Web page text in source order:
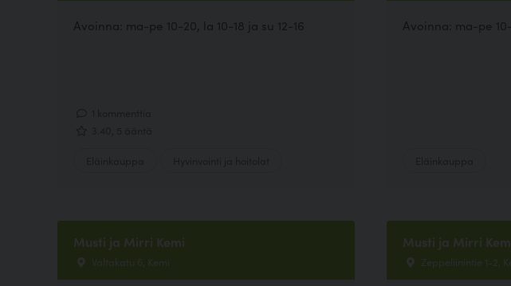
Avoinna: ma-pe 10-20, la 10-18 ja su 12-16 Avoinna: ma-pe
Musti ja Mirri Kemi
Valtakatu 6, Kemi
Musti ja Mirri
Zeppeliinintie 1-2,